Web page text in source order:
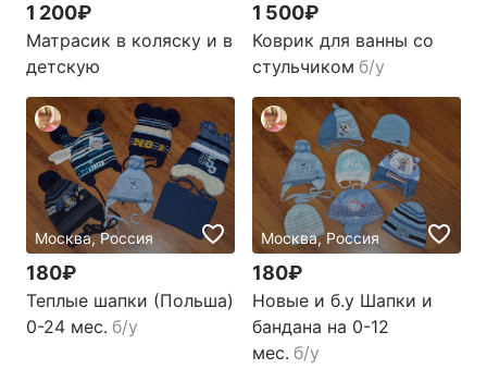
1 200₽
Матрасик в коляску и в
детскую
1 500₽
Коврик для ванны со
стульчиком б/у
Москва, Россия
180₽
Теплые шапки (Польша)
0-24 мес. б/у
Москва, Россия
180₽
Новые и б.у Шапки и
бандана на 0-12
мес. б/у